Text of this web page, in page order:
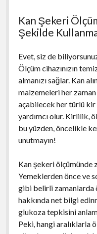
Kan Şekeri
Şekilde
Evet, siz de
Ölçüm cihazınızın
almanızı sağlar. Kan
malzemeleri her
açabilecek her türlü kir
yardımcı olur. Kirlilik,
bu yüzden, öncelikle
unutmayın!
Kan şekeri ölçümünde
Yemeklerden önce ve
gibi belirli zamanlarda
hakkında net bilgi
glukoza tepkisini
Peki, hangi aralıklarla